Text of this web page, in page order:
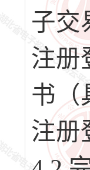
子交
注册
书（
注册